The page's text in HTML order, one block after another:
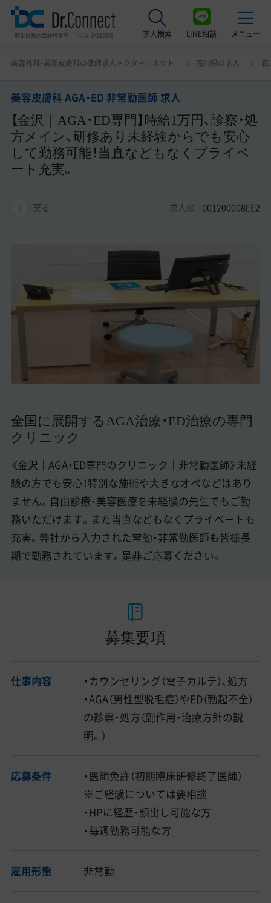
求人検索 LINE相談 メニュー
美容クリニック見学ご希望の方はこちら
サービス紹介
ドクターコネクトの強み
常勤求人一覧
美容医療医師の転職お役立ちコンテンツ
美容クリニック見学・研修情報
美容外科・美容皮膚科の医師転職体験談
美容医療の転職お役立ち記事
美容医療辞典
よくあるご質問
医師採用ご担当者様・その他問い合わせ
美容外科・美容皮膚科の医師求人ドクターコネクト 石川県の求人 石
美容皮膚科 AGA・ED 非常勤医師 求人
【金沢｜AGA・ED専門】時給1万円、診察・処
方メイン、研修あり未経験からでも安心
して勤務可能！当直などもなくプライベ
ート充実。
戻る 求人ID 001200008EE2
全国に展開するAGA治療・ED治療の専門
クリニック
《金沢｜AGA・ED専門のクリニック｜非常勤医師》未経
験の方でも安心！特別な施術や大きなオペなどはあり
ません。自由診療・美容医療を未経験の先生でもご勤
務いただけます。また当直などもなくプライベートも
充実。弊社から入力された常勤・非常勤医師も皆様長
期で勤務されています。是非ご応募ください。
美容皮膚科 AGA・ED 非常勤医師 求人 【金沢｜AGA・ED専
門】時給1万円、診察・処方メイン、研修あり未経験からでも
募集要項
仕事内容
・カウンセリング（電子カルテ）、処方
・AGA（男性型脱毛症）やED（勃起不全）
の診察・処方（副作用・治療方針の説
明。）
応募条件
・医師免許（初期臨床研修終了医師）
※ご経験については要相談
・HPに経歴・顔出し可能な方
・毎週勤務可能な方
雇用形態 非常勤